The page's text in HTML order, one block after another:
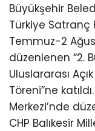
Büyükşehir
Türkiye Satranç
Temmuz-2
düzenlenen “2.
Uluslararası
Töreni”ne katıldı.
Merkezi’nde
CHP Balıkesir